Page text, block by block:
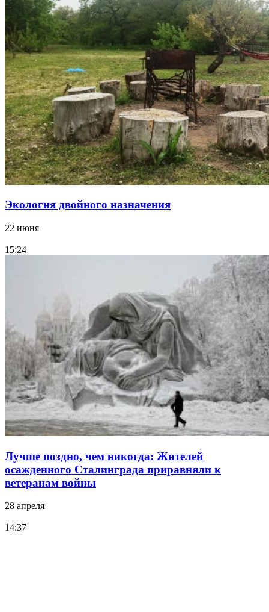
Экология двойного назначения
22 июня
15:24
Лучше поздно, чем никогда: Жителей
осажденного Сталинграда приравняли к
ветеранам войны
28 апреля
14:37